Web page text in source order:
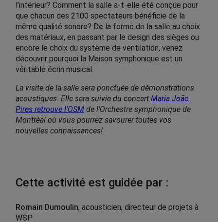
l’intérieur? Comment la salle a-t-elle été conçue pour
que chacun des 2100 spectateurs bénéficie de la
même qualité sonore? De la forme de la salle au choix
des matériaux, en passant par le design des sièges ou
encore le choix du système de ventilation, venez
découvrir pourquoi la Maison symphonique est un
véritable écrin musical.
La visite de la salle sera ponctuée de démonstrations
acoustiques. Elle sera suivie du concert Maria João
Pires retrouve l’OSM de l’Orchestre symphonique de
Montréal où vous pourrez savourer toutes vos
nouvelles connaissances!
Cette activité est guidée par :
Romain Dumoulin, acousticien, directeur de projets à
WSP